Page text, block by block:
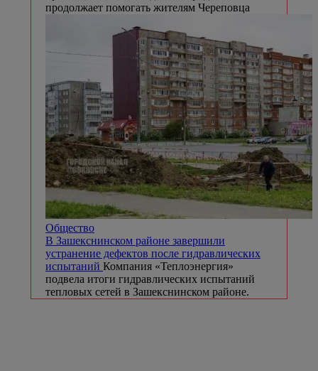
продолжает помогать жителям Череповца
Общество
В Зашекснинском районе завершили
устранение дефектов после гидравлических
испытаний Компания «Теплоэнергия»
подвела итоги гидравлических испытаний
тепловых сетей в Зашекснинском районе.